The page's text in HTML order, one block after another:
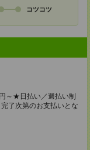
コツコツ
～★日払い／週払い制
了次第のお支払いとな